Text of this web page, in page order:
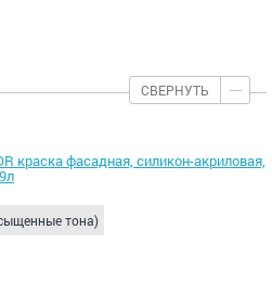
СВЕРНУТЬ
краска фасадная, силикон-акриловая,
тона)